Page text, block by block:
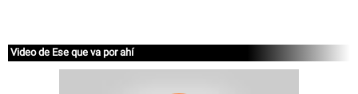
Video de Ese que va por ahí